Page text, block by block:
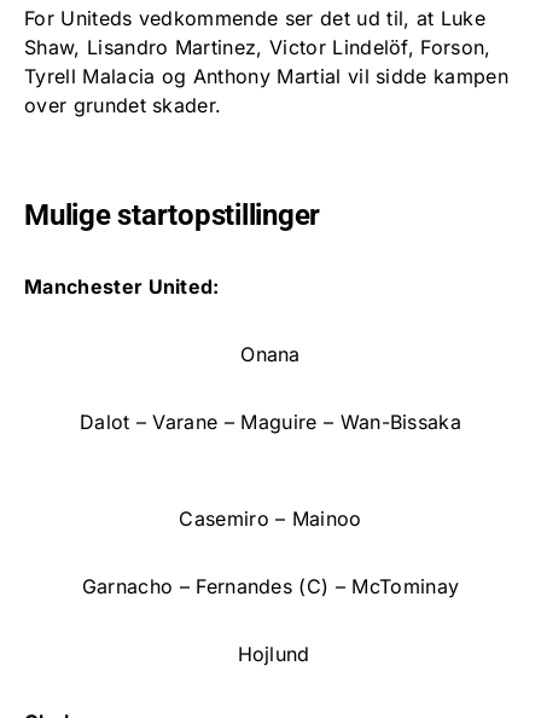
For Uniteds vedkommende ser det ud til, at Luke
Shaw, Lisandro Martinez, Victor Lindelöf, Forson,
Tyrell Malacia og Anthony Martial vil sidde kampen
over grundet skader.
Mulige startopstillinger
Manchester United:
Onana
Dalot – Varane – Maguire – Wan-Bissaka
Casemiro – Mainoo
Garnacho – Fernandes (C) – McTominay
Hojlund